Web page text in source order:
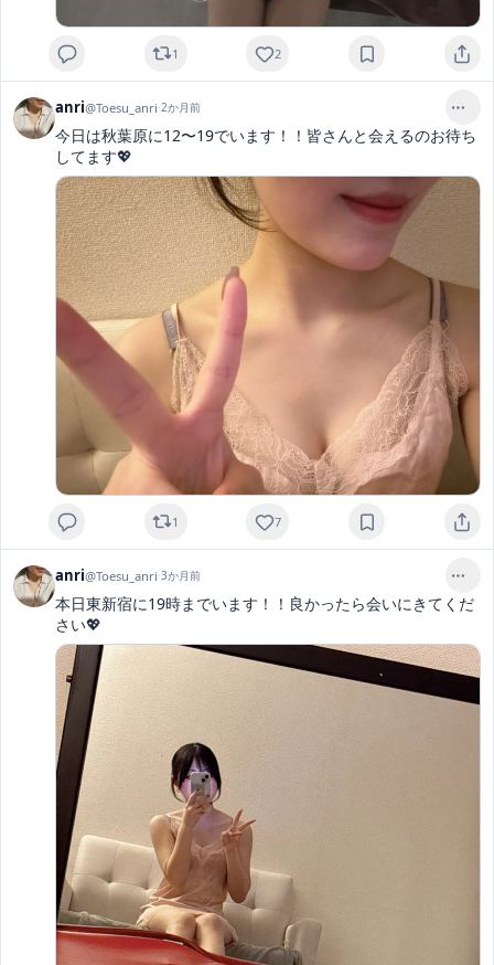
1 2
anri@Toesu_anri·2か月前
今日は秋葉原に12〜19でいます！！皆さんと会えるのお待ち
してます💖
1 7
anri@Toesu_anri·3か月前
本日東新宿に19時までいます！！良かったら会いにきてくだ
さい💖